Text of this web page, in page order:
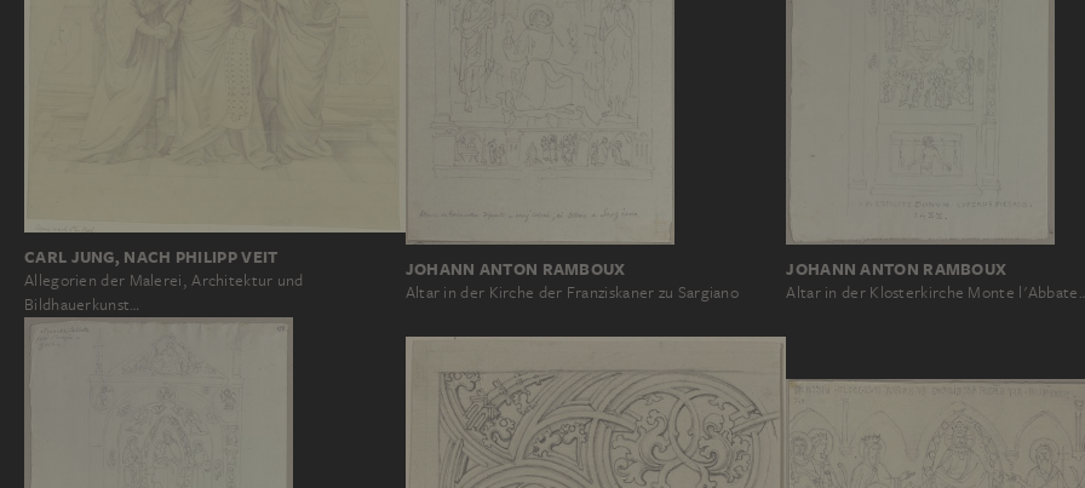
CARL JUNG, NACH PHILIPP VEIT
Allegorien der Malerei, Architektur und
Bildhauerkunst…
JOHANN ANTON RAMBOUX
Altar in der Kirche der Franziskaner zu Sargiano
JOHANN ANTON RAMBOUX
Altar in der Klosterkirche Monte